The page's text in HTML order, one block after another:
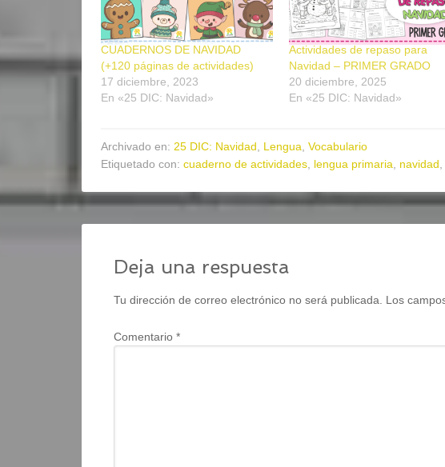
CUADERNOS DE NAVIDAD
(+120 páginas de actividades)
17 diciembre, 2023
En «25 DIC: Navidad»
Actividades de repaso para
Navidad – PRIMER GRADO
20 diciembre, 2025
En «25 DIC: Navidad»
Archivado en: 25 DIC: Navidad, Lengua, Vocabulario
Etiquetado con: cuaderno de actividades, lengua primaria, navidad,
Deja una respuesta
Tu dirección de correo electrónico no será publicada. Los
Comentario *